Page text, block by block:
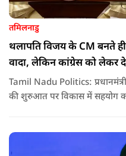
तमिलनाडु
थलापति विजय के CM बनते
वादा, लेकिन कांग्रेस को लेकर
Tamil Nadu Politics:
की शुरुआत पर विकास में सहयोग